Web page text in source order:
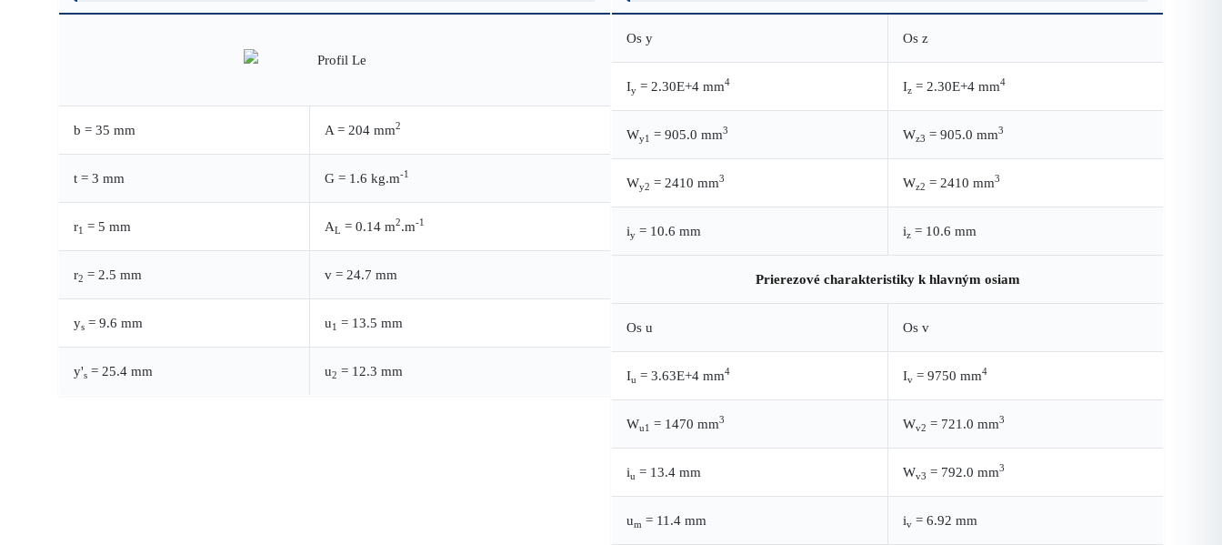
b = 35 mm A = 204 mm2
t = 3 mm G = 1.6 kg.m-1
r1 = 5 mm AL = 0.14 m2.m-1
r2 = 2.5 mm v = 24.7 mm
ys = 9.6 mm u1 = 13.5 mm
y's = 25.4 mm u2 = 12.3 mm
Os y Os z
Iy = 2.30E+4 mm4 Iz = 2.30E+4 mm4
Wy1 = 905.0 mm3 Wz3 = 905.0 mm3
Wy2 = 2410 mm3 Wz2 = 2410 mm3
iy = 10.6 mm iz = 10.6 mm
Prierezové charakteristiky k hlavným osiam
Os u Os v
Iu = 3.63E+4 mm4 Iv = 9750 mm4
Wu1 = 1470 mm3 Wv2 = 721.0 mm3
iu = 13.4 mm Wv3 = 792.0 mm3
um = 11.4 mm iv = 6.92 mm